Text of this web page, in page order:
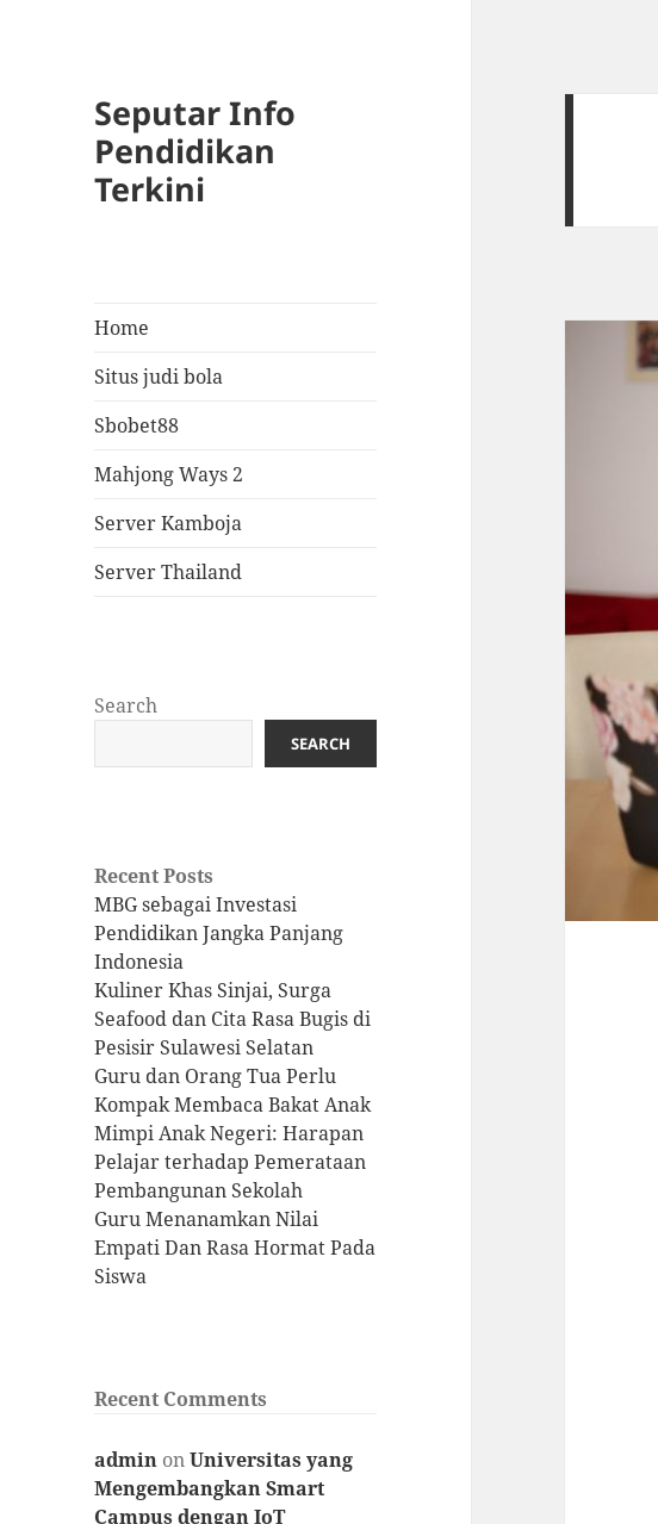
Seputar Info
Pendidikan
Terkini
Home
Situs judi bola
Sbobet88
Mahjong Ways 2
Server Kamboja
Server Thailand
Search
SEARCH
Recent Posts
MBG sebagai Investasi
Pendidikan Jangka Panjang
Indonesia
Kuliner Khas Sinjai, Surga
Seafood dan Cita Rasa Bugis di
Pesisir Sulawesi Selatan
Guru dan Orang Tua Perlu
Kompak Membaca Bakat Anak
Mimpi Anak Negeri: Harapan
Pelajar terhadap Pemerataan
Pembangunan Sekolah
Guru Menanamkan Nilai
Empati Dan Rasa Hormat Pada
Siswa
Recent Comments
admin onUniversitas yang
Mengembangkan Smart
Campus dengan IoT